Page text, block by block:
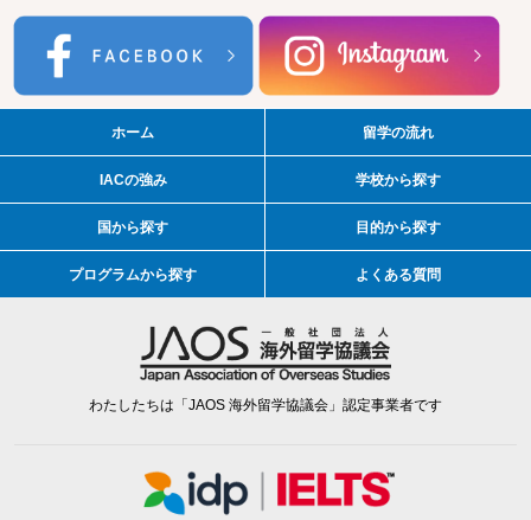
ホーム 留学の流れ
IACの強み 学校から探す
国から探す 目的から探す
プログラムから探す よくある質問
わたしたちは「JAOS 海外留学協議会」認定事業者です